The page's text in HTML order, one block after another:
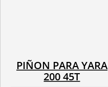
PIÑON PARA YARA
200 45T